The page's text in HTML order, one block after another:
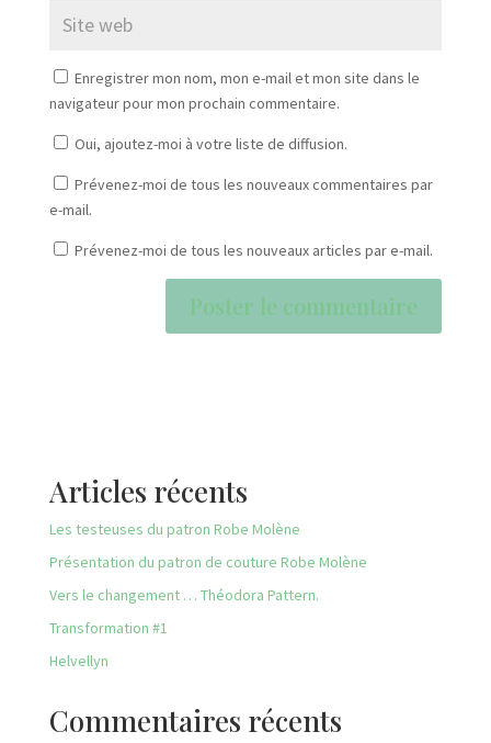
Enregistrer mon nom, mon e-mail et mon site dans le
navigateur pour mon prochain commentaire.
Oui, ajoutez-moi à votre liste de diffusion.
Prévenez-moi de tous les nouveaux commentaires par
e-mail.
Prévenez-moi de tous les nouveaux articles par e-mail.
Articles récents
Les testeuses du patron Robe Molène
Présentation du patron de couture Robe Molène
Vers le changement … Théodora Pattern.
Transformation #1
Helvellyn
Commentaires récents